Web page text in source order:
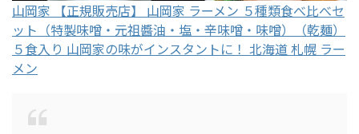
山岡家 【正規販売店】 山岡家 ラーメン ５種類食べ比べセ
ット（特製味噌・元祖醬油・塩・辛味噌・味噌）（乾麺）
５食入り 山岡家の味がインスタントに！ 北海道 札幌 ラー
メン